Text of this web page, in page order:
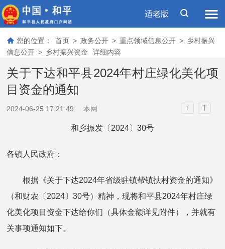
适老版
您的位置： 首页 > 政务公开 > 重点领域信息公开 > 乡村振兴
信息公开 > 乡村振兴资金 详细内容
关于下达和平县2024年村庄绿化美化项
目资金的通知
2024-06-25 17:21:49 本网 T T
和乡振发〔2024〕30号
各镇人民政府：
根据《关于下达2024年省级驻镇帮镇扶村资金的通知》
（和财农〔2024〕30号）精神，现将和平县2024年村庄绿
化美化项目资金下达给你们（具体金额详见附件），并就有
关事项通知如下。